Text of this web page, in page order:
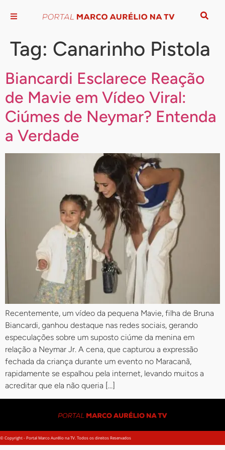
Tag: Canarinho Pistola
Biancardi Esclarece Reação
de Mavie em Vídeo Viral:
Ciúmes de Neymar? Entenda
a Verdade
Recentemente, um vídeo da pequena Mavie, filha de Bruna
Biancardi, ganhou destaque nas redes sociais, gerando
especulações sobre um suposto ciúme da menina em
relação a Neymar Jr. A cena, que capturou a expressão
fechada da criança durante um evento no Maracanã,
rapidamente se espalhou pela internet, levando muitos a
acreditar que ela não queria […]
© Copyright - Portal Marco Aurélio na TV. Todos os direitos Reservados